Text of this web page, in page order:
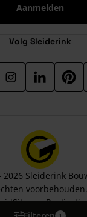
Aanmelden
Volg Sleiderink
Sleiderink
voorbehouden.
Sitemap